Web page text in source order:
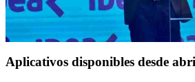
Aplicativos disponibles desde